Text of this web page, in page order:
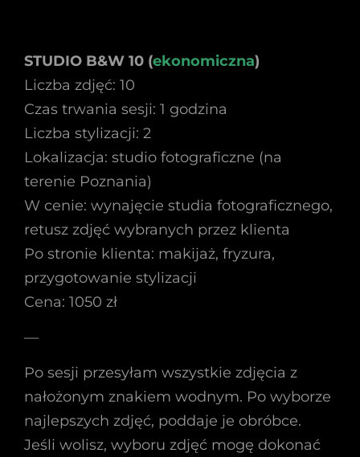
STUDIO B&W 10 (ekonomiczna)
Liczba zdjęć: 10
Czas trwania sesji: 1 godzina
Liczba stylizacji: 2
Lokalizacja: studio fotograficzne (na
terenie Poznania)
W cenie: wynajęcie studia fotograficznego,
retusz zdjęć wybranych przez klienta
Po stronie klienta: makijaż, fryzura,
przygotowanie stylizacji
Cena: 1050 zł
—
Po sesji przesyłam wszystkie zdjęcia z
nałożonym znakiem wodnym. Po wyborze
najlepszych zdjęć, poddaje je obróbce.
Jeśli wolisz, wyboru zdjęć mogę dokonać